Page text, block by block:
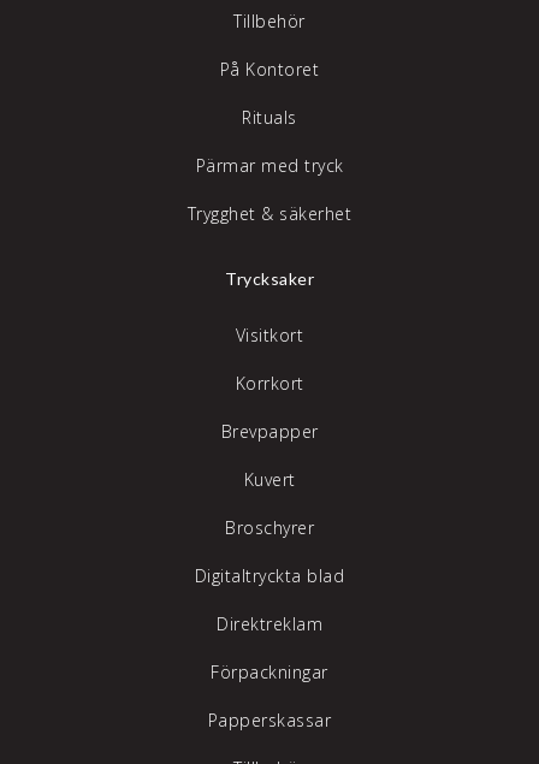
Tillbehör
På Kontoret
Rituals
Pärmar med tryck
Trygghet & säkerhet
Trycksaker
Visitkort
Korrkort
Brevpapper
Kuvert
Broschyrer
Digitaltryckta blad
Direktreklam
Förpackningar
Papperskassar